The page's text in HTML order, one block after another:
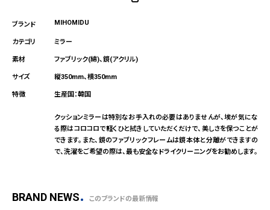
MIHOMIDU
ミラー
ファブリック(綿)、鏡(アクリル)
縦350mm、横350mm
生産国：韓国
クッションミラーは特別なお手入れの必要はありませんが、埃が気にな
る際はコロコロで軽くひと拭きしていただくだけで、美しさを保つことが
できます。また、鏡のファブリックフレームは鏡本体と分離ができますの
で、洗濯をご希望の際は、最も安全なドライクリーニングをお勧めします。
BRAND NEWS このブランドの最新情報